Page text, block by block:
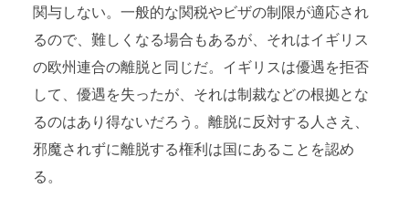
関与しない。一般的な関税やビザの制限が適応され
るので、難しくなる場合もあるが、それはイギリス
の欧州連合の離脱と同じだ。イギリスは優遇を拒否
して、優遇を失ったが、それは制裁などの根拠とな
るのはあり得ないだろう。離脱に反対する人さえ、
邪魔されずに離脱する権利は国にあることを認め
る。